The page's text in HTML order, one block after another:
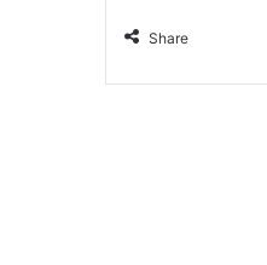
Share